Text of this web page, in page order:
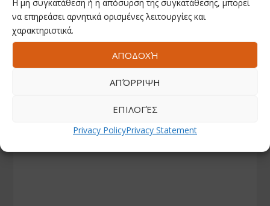
Η μη συγκατάθεση ή η απόσυρση της συγκατάθεσης, μπορεί
να επηρεάσει αρνητικά ορισμένες λειτουργίες και
χαρακτηριστικά.
ΑΠΟΔΟΧΉ
ΑΠΌΡΡΙΨΗ
ΕΠΙΛΟΓΈΣ
Privacy PolicyPrivacy Statement